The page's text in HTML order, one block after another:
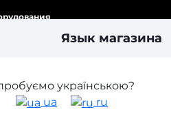
+50% 4300K 35W
Язык магазина
українською?
ua
ru